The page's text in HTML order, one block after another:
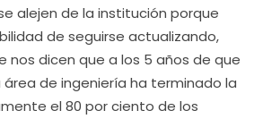
alejen de la institución porque
de seguirse actualizando,
nos dicen que a los 5 años de que
de ingeniería ha terminado la
el 80 por ciento de los